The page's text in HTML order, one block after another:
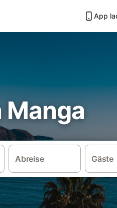
App
Manga
Abreise Gäste